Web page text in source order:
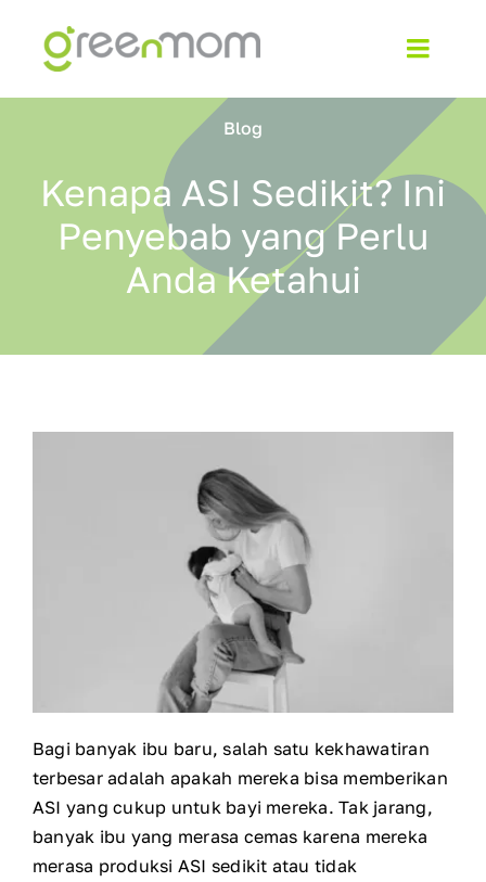
content
About
Products
Blog
Kenapa ASI Sedikit? Ini
Penyebab yang Perlu
Anda Ketahui
Bagi banyak ibu baru, salah satu kekhawatiran
terbesar adalah apakah mereka bisa memberikan
ASI yang cukup untuk bayi mereka. Tak jarang,
banyak ibu yang merasa cemas karena mereka
merasa produksi ASI sedikit atau tidak